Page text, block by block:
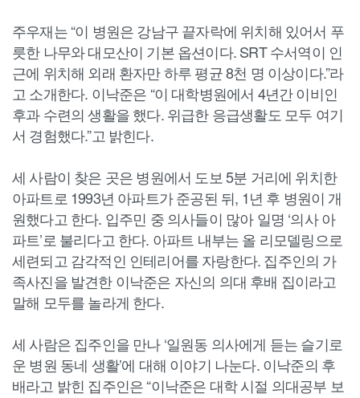
주우재는 “이 병원은 강남구 끝자락에 위치해 있어서 푸
릇한 나무와 대모산이 기본 옵션이다. SRT 수서역이 인
근에 위치해 외래 환자만 하루 평균 8천 명 이상이다.”라
고 소개한다. 이낙준은 “이 대학병원에서 4년간 이비인
후과 수련의 생활을 했다. 위급한 응급생활도 모두 여기
서 경험했다.”고 밝힌다.
세 사람이 찾은 곳은 병원에서 도보 5분 거리에 위치한
아파트로 1993년 아파트가 준공된 뒤, 1년 후 병원이 개
원했다고 한다. 입주민 중 의사들이 많아 일명 ‘의사 아
파트’로 불리다고 한다. 아파트 내부는 올 리모델링으로
세련되고 감각적인 인테리어를 자랑한다. 집주인의 가
족사진을 발견한 이낙준은 자신의 의대 후배 집이라고
말해 모두를 놀라게 한다.
세 사람은 집주인을 만나 ‘일원동 의사에게 듣는 슬기로
운 병원 동네 생활’에 대해 이야기 나눈다. 이낙준의 후
배라고 밝힌 집주인은 “이낙준은 대학 시절 의대공부 보